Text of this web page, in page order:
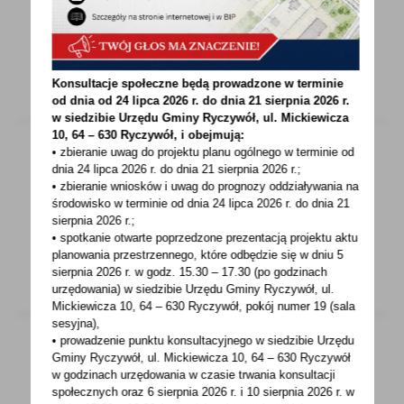
lokalizacji inwestycji...
30 - 08 - 2023
Dyżur specjalistów GKRPA - wrzesień 2023
30 - 08 - 2023
Konsultacje społeczne będą prowadzone w terminie
od dnia od 24 lipca 2026 r. do dnia 21 sierpnia 2026 r.
w siedzibie Urzędu Gminy Ryczywół, ul. Mickiewicza
10, 64 – 630 Ryczywół, i obejmują:
• zbieranie uwag do projektu planu ogólnego w terminie od
dnia 24 lipca 2026 r. do dnia 21 sierpnia 2026 r.;
• zbieranie wniosków i uwag do prognozy oddziaływania na
środowisko w terminie od dnia 24 lipca 2026 r. do dnia 21
sierpnia 2026 r.;
• spotkanie otwarte poprzedzone prezentacją projektu aktu
planowania przestrzennego, które odbędzie się w dniu 5
sierpnia 2026 r.w godz. 15.30 – 17.30 (po godzinach
urzędowania) w siedzibie Urzędu Gminy Ryczywół, ul.
Mickiewicza 10, 64 – 630 Ryczywół, pokójnumer 19 (sala
sesyjna),
• prowadzenie punktu konsultacyjnego w siedzibie Urzędu
Gminy Ryczywół, ul. Mickiewicza 10, 64 – 630 Ryczywół
w godzinachurzędowania w czasie trwania konsultacji
społecznych oraz 6 sierpnia 2026 r. i 10 sierpnia 2026 r. w